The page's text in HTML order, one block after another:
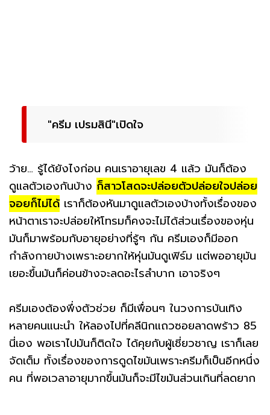
"ครีม เปรมสินี"เปิดใจ
ว้าย… รู้ได้ยังไงก่อน คนเราอายุเลข 4 แล้ว มันก็ต้อง
ดูแลตัวเองกันบ้าง ก็สาวโสดจะปล่อยตัวปล่อยใจปล่อย
จอยก็ไม่ได้ เราก็ต้องหันมาดูแลตัวเองบ้างทั้งเรื่องของ
หน้าตาเราจะปล่อยให้โทรมก็คงจะไม่ได้ส่วนเรื่องของหุ่น
มันก็มาพร้อมกับอายุอย่างที่รู้ๆ กัน ครีมเองก็มีออก
กำลังกายบ้างเพราะอยากให้หุ่นมันดูเฟิร์ม แต่พออายุมัน
เยอะขึ้นมันก็ค่อนข้างจะลดอะไรลำบาก เอาจริงๆ
ครีมเองต้องพึ่งตัวช่วย ก็มีเพื่อนๆ ในวงการบันเทิง
หลายคนแนะนำ ให้ลองไปที่คลีนิกแถวซอยลาดพร้าว 85
นี่เอง พอเราไปมันก็ติดใจ ได้คุยกับผู้เชี่ยวชาญ เราก็เลย
จัดเต็ม ทั้งเรื่องของการดูดไขมันเพราะครีมก็เป็นอีกหนึ่ง
คน ที่พอเวลาอายุมากขึ้นมันก็จะมีไขมันส่วนเกินที่ลดยาก